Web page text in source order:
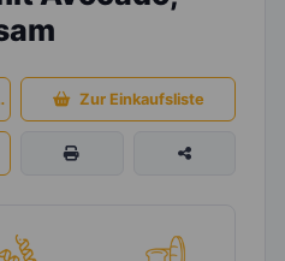
Zur Einkaufsliste